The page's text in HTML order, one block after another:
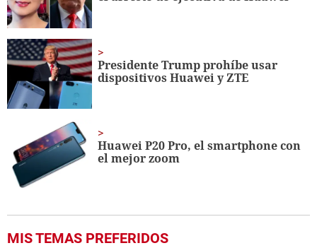
Presidente Trump prohíbe usar
dispositivos Huawei y ZTE
Huawei P20 Pro, el smartphone con
el mejor zoom
MIS TEMAS PREFERIDOS